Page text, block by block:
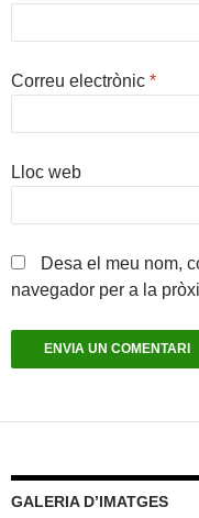
Correu electrònic *
Lloc web
Desa el meu nom,
navegador per a la
GALERIA D’IMATGES